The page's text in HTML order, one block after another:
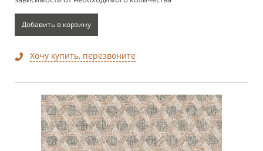
Добавить в корзину
Хочу купить, перезвоните